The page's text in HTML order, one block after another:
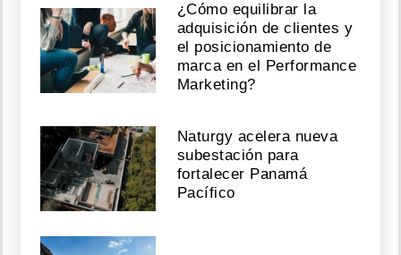
¿Cómo equilibrar la
adquisición de clientes y
el posicionamiento de
marca en el Performance
Marketing?
Naturgy acelera nueva
subestación para
fortalecer Panamá
Pacífico